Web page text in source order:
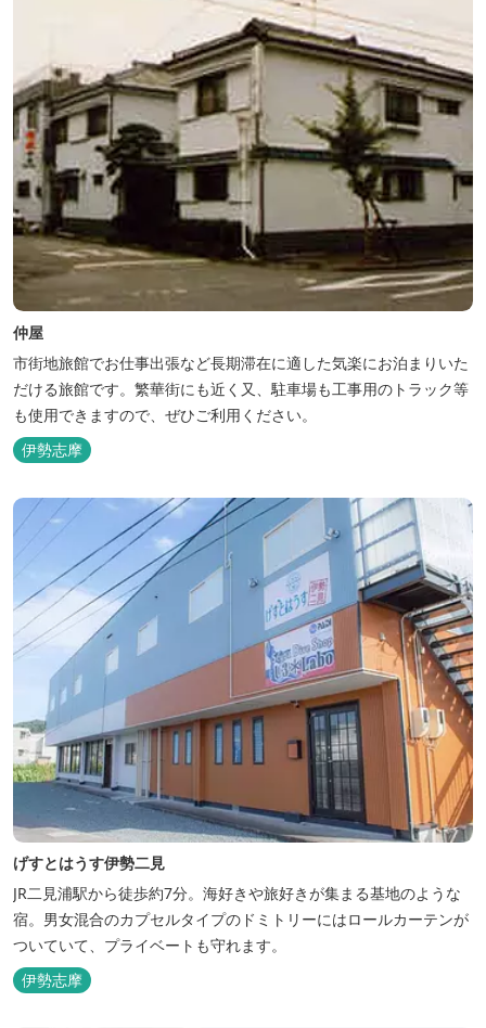
仲屋
市街地旅館でお仕事出張など長期滞在に適した気楽にお泊まりいた
だける旅館です。繁華街にも近く又、駐車場も工事用のトラック等
も使用できますので、ぜひご利用ください。
伊勢志摩
げすとはうす伊勢二見
JR二見浦駅から徒歩約7分。海好きや旅好きが集まる基地のような
宿。男女混合のカプセルタイプのドミトリーにはロールカーテンが
ついていて、プライベートも守れます。
伊勢志摩